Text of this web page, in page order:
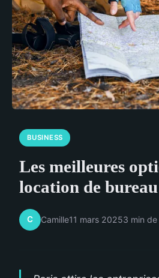
BUSINESS
Les meilleures
location de
C Camille11 mars 20253 min